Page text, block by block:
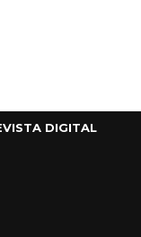
DIGITAL